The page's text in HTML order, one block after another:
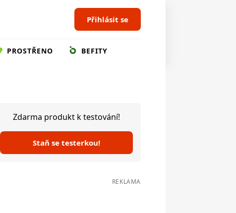
Přihlásit se
PROSTŘENO BEFITY
Zdarma produkt k testování!
Staň se testerkou!
REKLAMA